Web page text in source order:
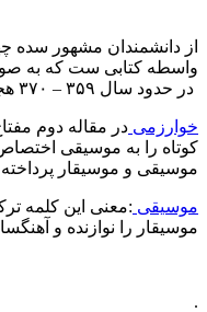
از دانشمندان مشهور
واسطه کتابی ست که به
در حدود سال ۳۵۹ – ۳۷۰ هجری – تالیف کرده .
خوارزمی در مقاله دوم
کوتاه را به موسیقی
موسیقی و موسیقار
موسیقی :معنی این کلمه
موسیقار را نوازنده و
.